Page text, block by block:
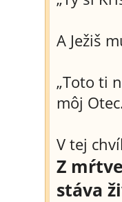
A Ježiš
„Toto ti
môj
V tej
Z
stáva